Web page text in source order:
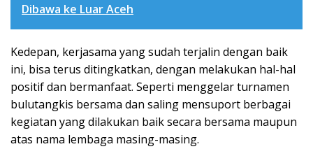
Dibawa ke Luar Aceh
Kedepan, kerjasama yang sudah terjalin dengan baik
ini, bisa terus ditingkatkan, dengan melakukan hal-hal
positif dan bermanfaat. Seperti menggelar turnamen
bulutangkis bersama dan saling mensuport berbagai
kegiatan yang dilakukan baik secara bersama maupun
atas nama lembaga masing-masing.